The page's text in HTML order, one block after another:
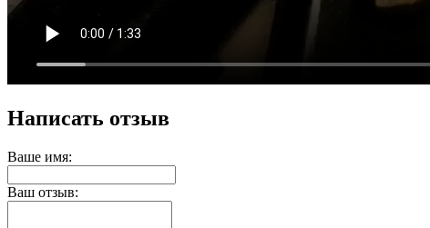
Написать отзыв
Ваше имя:
Ваш отзыв: